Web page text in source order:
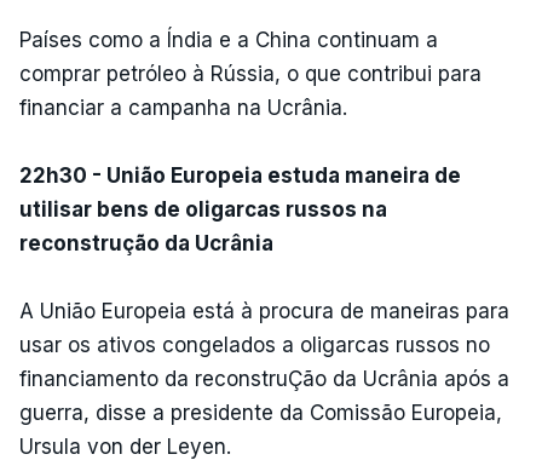
Países como a Índia e a China continuam a
comprar petróleo à Rússia, o que contribui para
financiar a campanha na Ucrânia.
22h30 - União Europeia estuda maneira de
utilisar bens de oligarcas russos na
reconstrução da Ucrânia
A União Europeia está à procura de maneiras para
usar os ativos congelados a oligarcas russos no
financiamento da reconstruÇão da Ucrânia após a
guerra, disse a presidente da Comissão Europeia,
Ursula von der Leyen.